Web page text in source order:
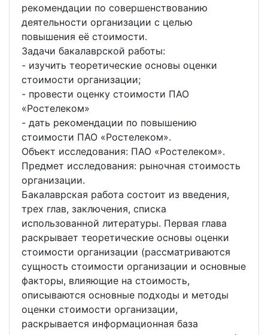
рекомендации по совершенствованию
деятельности организации с целью
повышения её стоимости.
Задачи бакалаврской работы:
- изучить теоретические основы оценки
стоимости организации;
- провести оценку стоимости ПАО
«Ростелеком»
- дать рекомендации по повышению
стоимости ПАО «Ростелеком».
Объект исследования: ПАО «Ростелеком».
Предмет исследования: рыночная стоимость
организации.
Бакалаврская работа состоит из введения,
трех глав, заключения, списка
использованной литературы. Первая глава
раскрывает теоретические основы оценки
стоимости организации (рассматриваются
сущность стоимости организации и основные
факторы, влияющие на стоимость,
описываются основные подходы и методы
оценки стоимости организации,
раскрывается информационная база